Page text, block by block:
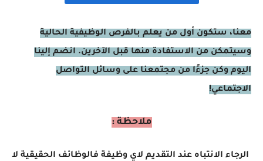
معنا، ستكون أول من يعلم بالفرص الوظيفية الحالية
وسيتمكن من الاستفادة منها قبل الآخرين. انضم إلينا
اليوم وكن جزءًا من مجتمعنا على وسائل التواصل
الاجتماعي!
ملاحظة :
الرجاء الانتباه عند التقديم لاي وظيفة فالوظائف الحقيقية لا